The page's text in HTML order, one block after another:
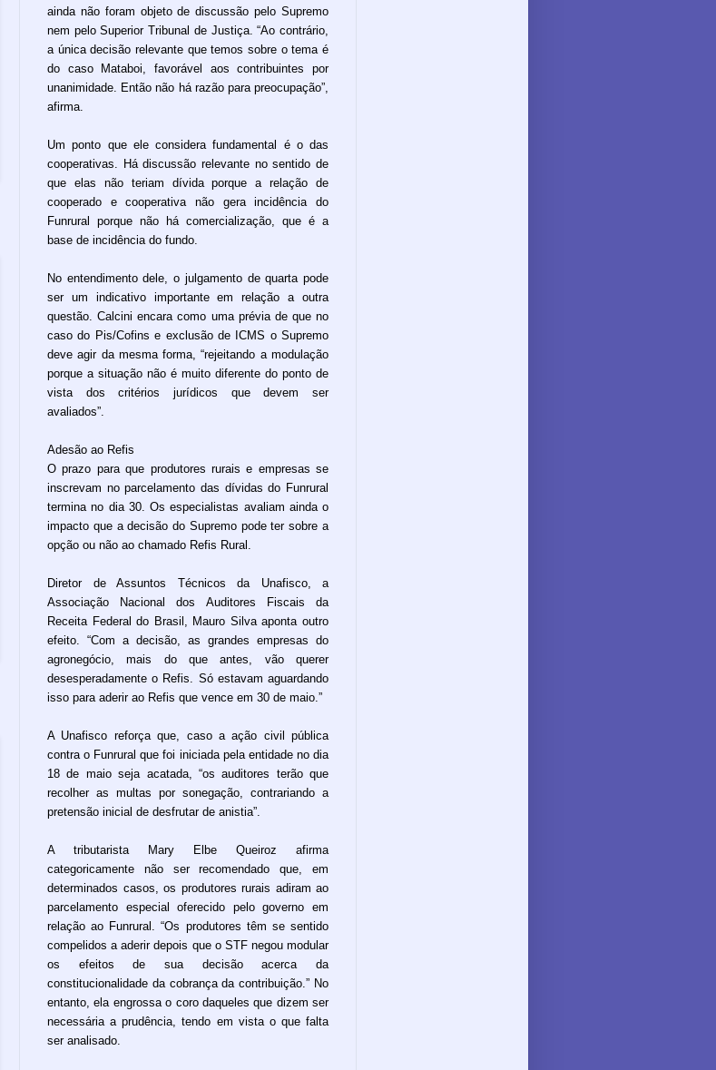
ainda não foram objeto de discussão pelo Supremo
nem pelo Superior Tribunal de Justiça. “Ao contrário,
a única decisão relevante que temos sobre o tema é
do caso Mataboi, favorável aos contribuintes por
unanimidade. Então não há razão para preocupação”,
afirma.
Um ponto que ele considera fundamental é o das
cooperativas. Há discussão relevante no sentido de
que elas não teriam dívida porque a relação de
cooperado e cooperativa não gera incidência do
Funrural porque não há comercialização, que é a
base de incidência do fundo.
No entendimento dele, o julgamento de quarta pode
ser um indicativo importante em relação a outra
questão. Calcini encara como uma prévia de que no
caso do Pis/Cofins e exclusão de ICMS o Supremo
deve agir da mesma forma, “rejeitando a modulação
porque a situação não é muito diferente do ponto de
vista dos critérios jurídicos que devem ser
avaliados”.
Adesão ao Refis
O prazo para que produtores rurais e empresas se
inscrevam no parcelamento das dívidas do Funrural
termina no dia 30. Os especialistas avaliam ainda o
impacto que a decisão do Supremo pode ter sobre a
opção ou não ao chamado Refis Rural.
Diretor de Assuntos Técnicos da Unafisco, a
Associação Nacional dos Auditores Fiscais da
Receita Federal do Brasil, Mauro Silva aponta outro
efeito. “Com a decisão, as grandes empresas do
agronegócio, mais do que antes, vão querer
desesperadamente o Refis. Só estavam aguardando
isso para aderir ao Refis que vence em 30 de maio.”
A Unafisco reforça que, caso a ação civil pública
contra o Funrural que foi iniciada pela entidade no dia
18 de maio seja acatada, “os auditores terão que
recolher as multas por sonegação, contrariando a
pretensão inicial de desfrutar de anistia”.
A tributarista Mary Elbe Queiroz afirma
categoricamente não ser recomendado que, em
determinados casos, os produtores rurais adiram ao
parcelamento especial oferecido pelo governo em
relação ao Funrural. “Os produtores têm se sentido
compelidos a aderir depois que o STF negou modular
os efeitos de sua decisão acerca da
constitucionalidade da cobrança da contribuição.” No
entanto, ela engrossa o coro daqueles que dizem ser
necessária a prudência, tendo em vista o que falta
ser analisado.